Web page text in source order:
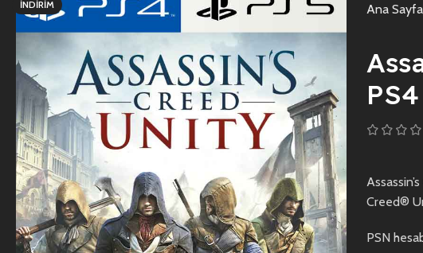
İNDIRIM Ana Sayfa
Creed®
PSN